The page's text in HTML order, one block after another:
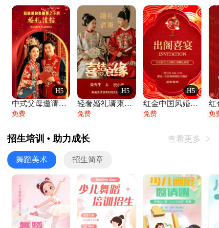
H5
中式父母邀请函婚礼结婚请柬请贴父母邀请方
免费
H5
轻奢婚礼请柬婚礼邀请函结婚照请帖
免费
H5
红金中国风婚礼请柬出阁喜宴嫁女请帖出阁宴
免费 免
招生培训 • 助力成长 查看更多 
舞蹈美术 招生简章